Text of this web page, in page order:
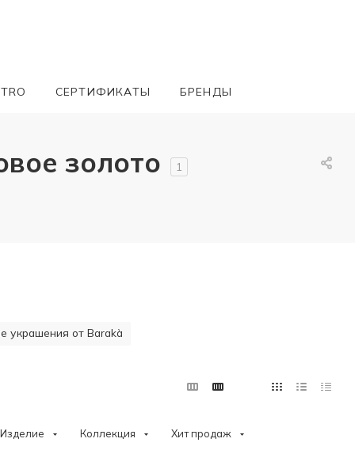
СЕРТИФИКАТЫ БРЕНДЫ
золото 1
украшения от Barakà
Изделие Коллекция Хит продаж